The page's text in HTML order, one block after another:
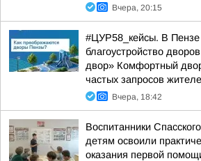
Вчера, 20:15
#ЦУР58_кейсы. В
благоустройство
двор» Комфортный
частых запросов
Вчера, 18:42
Воспитанники
детям освоили
оказания первой